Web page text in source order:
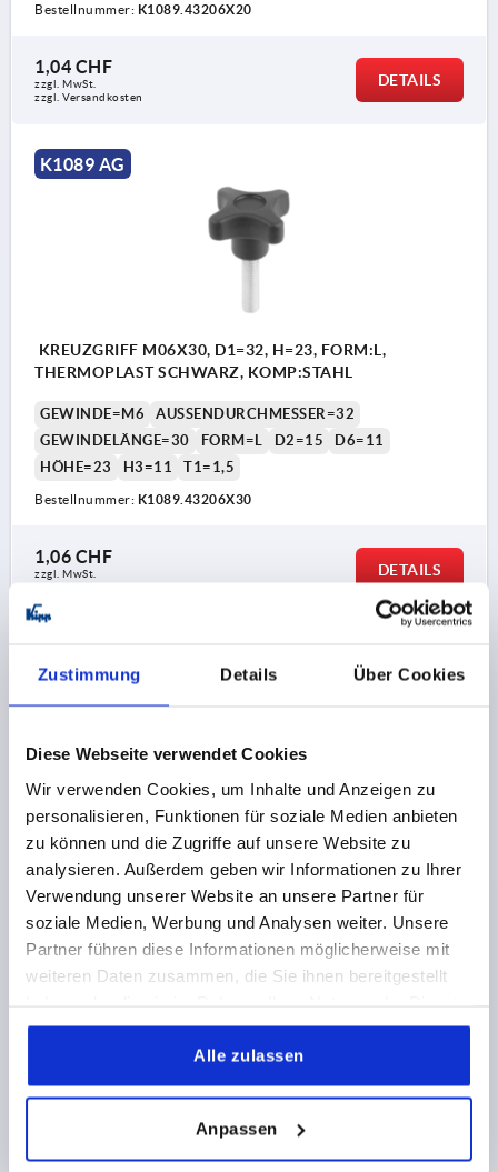
Zustimmung Details Über Cookies
Diese Webseite verwendet Cookies
Wir verwenden Cookies, um Inhalte und Anzeigen zu
personalisieren, Funktionen für soziale Medien anbieten
zu können und die Zugriffe auf unsere Website zu
analysieren. Außerdem geben wir Informationen zu Ihrer
Verwendung unserer Website an unsere Partner für
soziale Medien, Werbung und Analysen weiter. Unsere
Partner führen diese Informationen möglicherweise mit
weiteren Daten zusammen, die Sie ihnen bereitgestellt
gesammelt haben.
Alle zulassen
Anpassen
Bestellnummer: K1089.43206X20
1,04 CHF
zzgl. MwSt.
zzgl. Versandkosten
DETAILS
K1089 AG
KREUZGRIFF M06X30, D1=32, H=23, FORM:L,
THERMOPLAST SCHWARZ, KOMP:STAHL
GEWINDE=M6
AUSSENDURCHMESSER=32
GEWINDELÄNGE=30
FORM=L D2=15
D6=11
HÖHE=23
H3=11 T1=1,5
Bestellnummer: K1089.43206X30
1,06 CHF
zzgl. MwSt.
DETAILS
KREUZGRIFF M08X16, D1=32, H=23, FORM:L,
THERMOPLAST SCHWARZ, KOMP:STAHL
GEWINDE=M8
AUSSENDURCHMESSER=32
GEWINDELÄNGE=16
FORM=L D2=15
D6=11
HÖHE=23
H3=11 T1=1,5